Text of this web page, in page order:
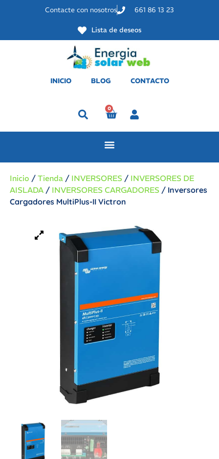
Contacte con nosotros 661 86 13 23
Lista de deseos
INICIO BLOG CONTACTO
0
Inicio / Tienda / INVERSORES / INVERSORES DE
AISLADA / INVERSORES CARGADORES / Inversores
Cargadores MultiPlus-II Victron